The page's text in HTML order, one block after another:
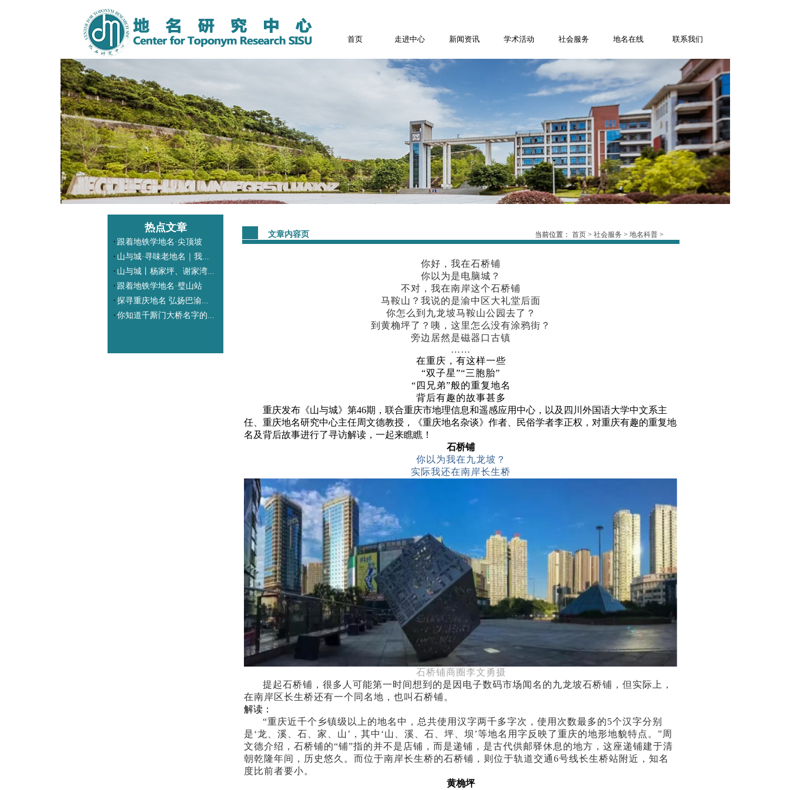
首页 走进中心 新闻资讯 学术活动 社会服务 地名在线 联系我们
热点文章
· 跟着地铁学地名·尖顶坡
· 山与城·寻味老地名｜我...
· 山与城丨杨家坪、谢家湾...
· 跟着地铁学地名·璧山站
· 探寻重庆地名 弘扬巴渝...
· 你知道千厮门大桥名字的...
文章内容页 当前位置： 首页 > 社会服务 > 地名科普 >
你好，我在石桥铺
你以为是电脑城？
不对，我在南岸这个石桥铺
马鞍山？我说的是渝中区大礼堂后面
你怎么到九龙坡马鞍山公园去了？
到黄桷坪了？咦，这里怎么没有涂鸦街？
旁边居然是磁器口古镇
……
在重庆，有这样一些
“双子星”“三胞胎”
“四兄弟”般的重复地名
背后有趣的故事甚多
重庆发布《山与城》第46期，联合重庆市地理信息和遥感应用中心，以及四川外国语大学中文系主
任、重庆地名研究中心主任周文德教授，《重庆地名杂谈》作者、民俗学者李正权，对重庆有趣的重复地
名及背后故事进行了寻访解读，一起来瞧瞧！
石桥铺
你以为我在九龙坡？
实际我还在南岸长生桥
石桥铺商圈 李文勇摄
提起石桥铺，很多人可能第一时间想到的是因电子数码市场闻名的九龙坡石桥铺，但实际上，
在南岸区长生桥还有一个同名地，也叫石桥铺。
解读：
“重庆近千个乡镇级以上的地名中，总共使用汉字两千多字次，使用次数最多的5个汉字分别
是‘龙、溪、石、家、山’，其中‘山、溪、石、坪、坝’等地名用字反映了重庆的地形地貌特点。”周
文德介绍，石桥铺的“铺”指的并不是店铺，而是递铺，是古代供邮驿休息的地方，这座递铺建于清
朝乾隆年间，历史悠久。而位于南岸长生桥的石桥铺，则位于轨道交通6号线长生桥站附近，知名
度比前者要小。
黄桷坪